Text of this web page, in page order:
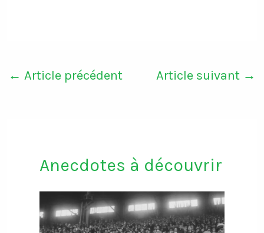
← Article précédent Article suivant →
Anecdotes à découvrir